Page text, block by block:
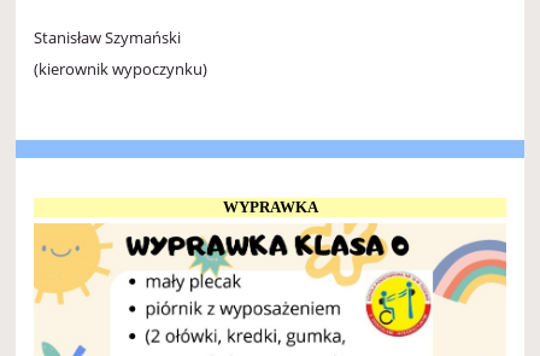
Stanisław Szymański
(kierownik wypoczynku)
WYPRAWKA